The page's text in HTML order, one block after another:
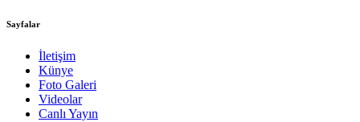
Sayfalar
İletişim
Künye
Foto Galeri
Videolar
Canlı Yayın